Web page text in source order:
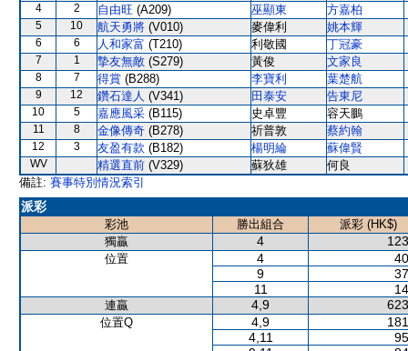
4 2 自由旺 (A209) 巫顯東 方嘉柏
5 10 航天勇將 (V010) 麥偉利 姚本輝
6 6 人和家富 (T210) 利敬國 丁冠豪
7 1 摯友無敵 (S279) 黃俊 文家良
8 7 得賞 (B288) 李寶利 葉楚航
9 12 鑽石達人 (V341) 田泰安 告東尼
10 5 嘉應風采 (B115) 史卓豐 容天鵬
11 8 金像傳奇 (B278) 祈普敦 蔡約翰
12 3 友盈有款 (B182) 楊明綸 蘇偉賢
WV 精選直前 (V329) 蘇狄雄
何良
備註: 賽事特別情況索引
派彩
彩池 勝出組合
派彩 (HK$)
獨贏
4
位置 4
9
11
連贏 4,9
位置Q 4,9
4,11